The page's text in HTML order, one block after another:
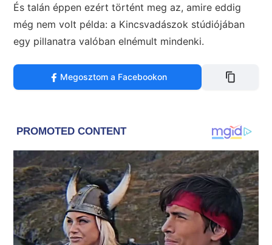
És talán éppen ezért történt meg az, amire eddig
még nem volt példa: a Kincsvadászok stúdiójában
egy pillanatra valóban elnémult mindenki.
Megosztom a Facebookon